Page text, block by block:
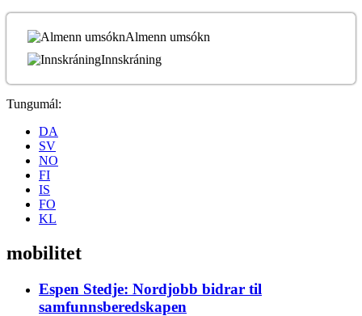
Almenn umsókn
Innskráning
Tungumál:
DA
SV
NO
FI
IS
FO
KL
mobilitet
Espen Stedje: Nordjobb bidrar til
samfunnsberedskapen